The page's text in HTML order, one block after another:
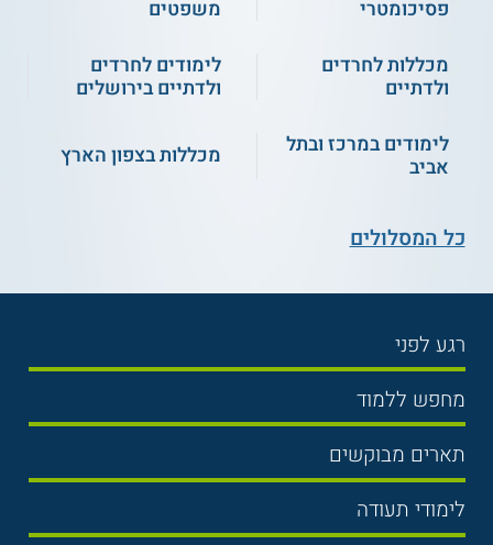
פסיכומטרי
משפטים
מכללות לחרדים
ולדתיים
לימודים לחרדים
ולדתיים בירושלים
לימודים במרכז ובתל
אביב
מכללות בצפון הארץ
כל המסלולים
רגע לפני
בחירת לימודים
תנאי קבלה
שכר לימוד
אוניברסיטה
מחפש ללמוד
תואר ראשון
תואר שני
הכנה לבגרות
תארים מבוקשים
משפטים
לימודי תעודה